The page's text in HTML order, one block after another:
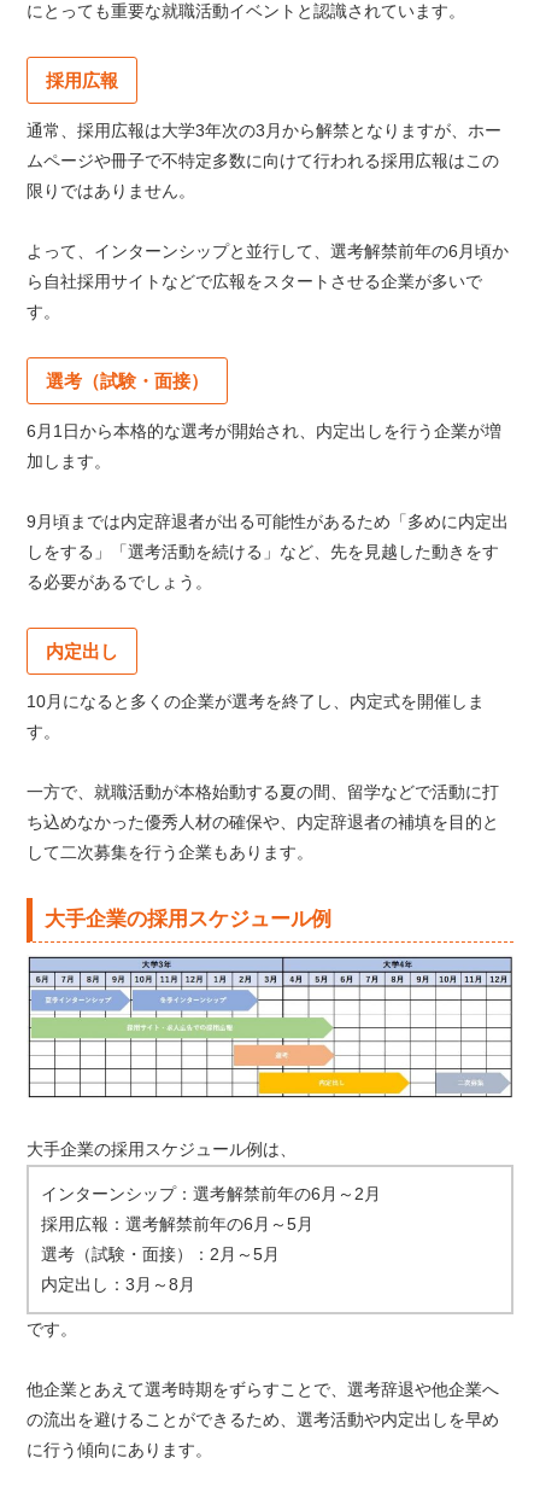
にとっても重要な就職活動イベントと認識されています。
採用広報
通常、採用広報は大学3年次の3月から解禁となりますが、ホー
ムページや冊子で不特定多数に向けて行われる採用広報はこの
限りではありません。
よって、インターンシップと並行して、選考解禁前年の6月頃か
ら自社採用サイトなどで広報をスタートさせる企業が多いで
す。
選考（試験・面接）
6月1日から本格的な選考が開始され、内定出しを行う企業が増
加します。
9月頃までは内定辞退者が出る可能性があるため「多めに内定出
しをする」「選考活動を続ける」など、先を見越した動きをす
る必要があるでしょう。
内定出し
10月になると多くの企業が選考を終了し、内定式を開催しま
す。
一方で、就職活動が本格始動する夏の間、留学などで活動に打
ち込めなかった優秀人材の確保や、内定辞退者の補填を目的と
して二次募集を行う企業もあります。
大手企業の採用スケジュール例
大手企業の採用スケジュール例は、
インターンシップ：選考解禁前年の6月～2月
採用広報：選考解禁前年の6月～5月
選考（試験・面接）：2月～5月
内定出し：3月～8月
です。
他企業とあえて選考時期をずらすことで、選考辞退や他企業へ
の流出を避けることができるため、選考活動や内定出しを早め
に行う傾向にあります。